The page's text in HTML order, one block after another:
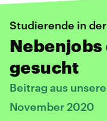
Studierende in
gesucht
Beitrag aus
November 2020